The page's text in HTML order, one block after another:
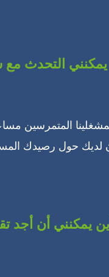
التحدث
المتمرسين
لديك حول رصيدك
أين يمكنني أن أجد